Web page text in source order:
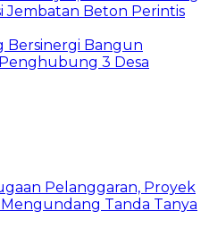
Jembatan Beton Perintis
Bersinergi Bangun
3 Desa
Pelanggaran, Proyek
Tanda Tanya